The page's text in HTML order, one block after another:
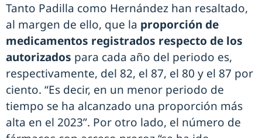
Tanto Padilla como Hernández han resaltado,
al margen de ello, que la proporción de
medicamentos registrados respecto de los
autorizados para cada año del periodo es,
respectivamente, del 82, el 87, el 80 y el 87 por
ciento. “Es decir, en un menor periodo de
tiempo se ha alcanzado una proporción más
alta en el 2023”. Por otro lado, el número de